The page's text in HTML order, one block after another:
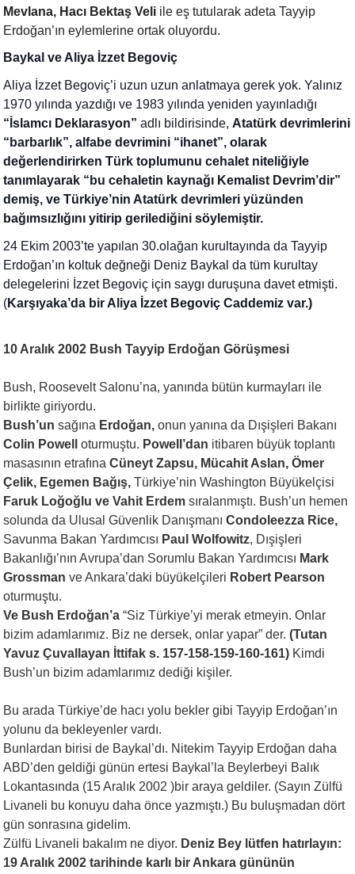
Mevlana, Hacı Bektaş Veli ile eş tutularak adeta Tayyip
Erdoğan’ın eylemlerine ortak oluyordu.
Baykal ve Aliya İzzet Begoviç
Aliya İzzet Begoviç’i uzun uzun anlatmaya gerek yok. Yalınız
1970 yılında yazdığı ve 1983 yılında yeniden yayınladığı
“İslamcı Deklarasyon” adlı bildirisinde, Atatürk devrimlerini
“barbarlık”, alfabe devrimini “ihanet”, olarak
değerlendirirken Türk toplumunu cehalet niteliğiyle
tanımlayarak “bu cehaletin kaynağı Kemalist Devrim’dir”
demiş, ve Türkiye’nin Atatürk devrimleri yüzünden
bağımsızlığını yitirip gerilediğini söylemiştir.
24 Ekim 2003’te yapılan 30.olağan kurultayında da Tayyip
Erdoğan’ın koltuk değneği Deniz Baykal da tüm kurultay
delegelerini İzzet Begoviç için saygı duruşuna davet etmişti.
(Karşıyaka’da bir Aliya İzzet Begoviç Caddemiz var.)
10 Aralık 2002 Bush Tayyip Erdoğan Görüşmesi
Bush, Roosevelt Salonu’na, yanında bütün kurmayları ile
birlikte giriyordu.
Bush’unsağına Erdoğan,onun yanına da Dışişleri Bakanı
Colin Powelloturmuştu. Powell’dan itibaren büyük toplantı
masasının etrafına Cüneyt Zapsu, Mücahit Aslan, Ömer
Çelik, Egemen Bağış,Türkiye’nin Washington Büyükelçisi
Faruk Loğoğlu ve Vahit Erdemsıralanmıştı. Bush’un hemen
solunda da Ulusal Güvenlik DanışmanıCondoleezza Rice,
Savunma Bakan Yardımcısı Paul Wolfowitz, Dışişleri
Bakanlığı’nın Avrupa’dan Sorumlu Bakan Yardımcısı Mark
Grossman ve Ankara’daki büyükelçileri Robert Pearson
oturmuştu.
Ve Bush Erdoğan’a“Siz Türkiye’yi merak etmeyin. Onlar
bizim adamlarımız. Biz ne dersek, onlar yapar” der.(Tutan
Yavuz Çuvallayan İttifak s. 157-158-159-160-161) Kimdi
Bush’un bizim adamlarımız dediği kişiler.
Bu arada Türkiye’de hacı yolu bekler gibi Tayyip Erdoğan’ın
yolunu da bekleyenler vardı.
Bunlardan birisi de Baykal’dı. Nitekim Tayyip Erdoğan daha
ABD’den geldiği günün ertesi Baykal’la Beylerbeyi Balık
Lokantasında (15 Aralık 2002 )bir araya geldiler. (Sayın Zülfü
Livaneli bu konuyu daha önce yazmıştı.) Bu buluşmadan dört
gün sonrasına gidelim.
Zülfü Livaneli bakalım ne diyor. Deniz Bey lütfen hatırlayın:
19 Aralık 2002 tarihinde karlı bir Ankara gününün